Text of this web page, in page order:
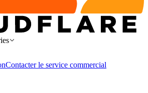
Contacter le service commercial